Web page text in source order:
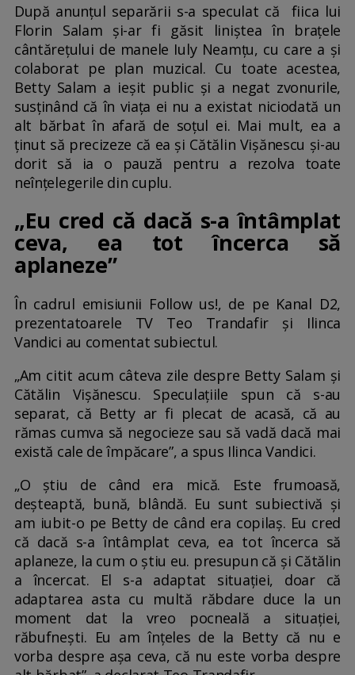
După anunțul separării s-a speculat că fiica lui
Florin Salam și-ar fi găsit liniștea în brațele
cântărețului de manele Iuly Neamțu, cu care a și
colaborat pe plan muzical. Cu toate acestea,
Betty Salam a ieșit public și a negat zvonurile,
susținând că în viața ei nu a existat niciodată un
alt bărbat în afară de soțul ei. Mai mult, ea a
ținut să precizeze că ea și Cătălin Vișănescu și-au
dorit să ia o pauză pentru a rezolva toate
neînțelegerile din cuplu.
„Eu cred că dacă s-a întâmplat
ceva, ea tot încerca să
aplaneze”
În cadrul emisiunii Follow us!, de pe Kanal D2,
prezentatoarele TV Teo Trandafir și Ilinca
Vandici au comentat subiectul.
„Am citit acum câteva zile despre Betty Salam și
Cătălin Vișănescu. Speculațiile spun că s-au
separat, că Betty ar fi plecat de acasă, că au
rămas cumva să negocieze sau să vadă dacă mai
există cale de împăcare”, a spus Ilinca Vandici.
„O știu de când era mică. Este frumoasă,
deșteaptă, bună, blândă. Eu sunt subiectivă și
am iubit-o pe Betty de când era copilaș. Eu cred
că dacă s-a întâmplat ceva, ea tot încerca să
aplaneze, la cum o știu eu. presupun că și Cătălin
a încercat. El s-a adaptat situației, doar că
adaptarea asta cu multă răbdare duce la un
moment dat la vreo pocneală a situației,
răbufnești. Eu am înțeles de la Betty că nu e
vorba despre așa ceva, că nu este vorba despre